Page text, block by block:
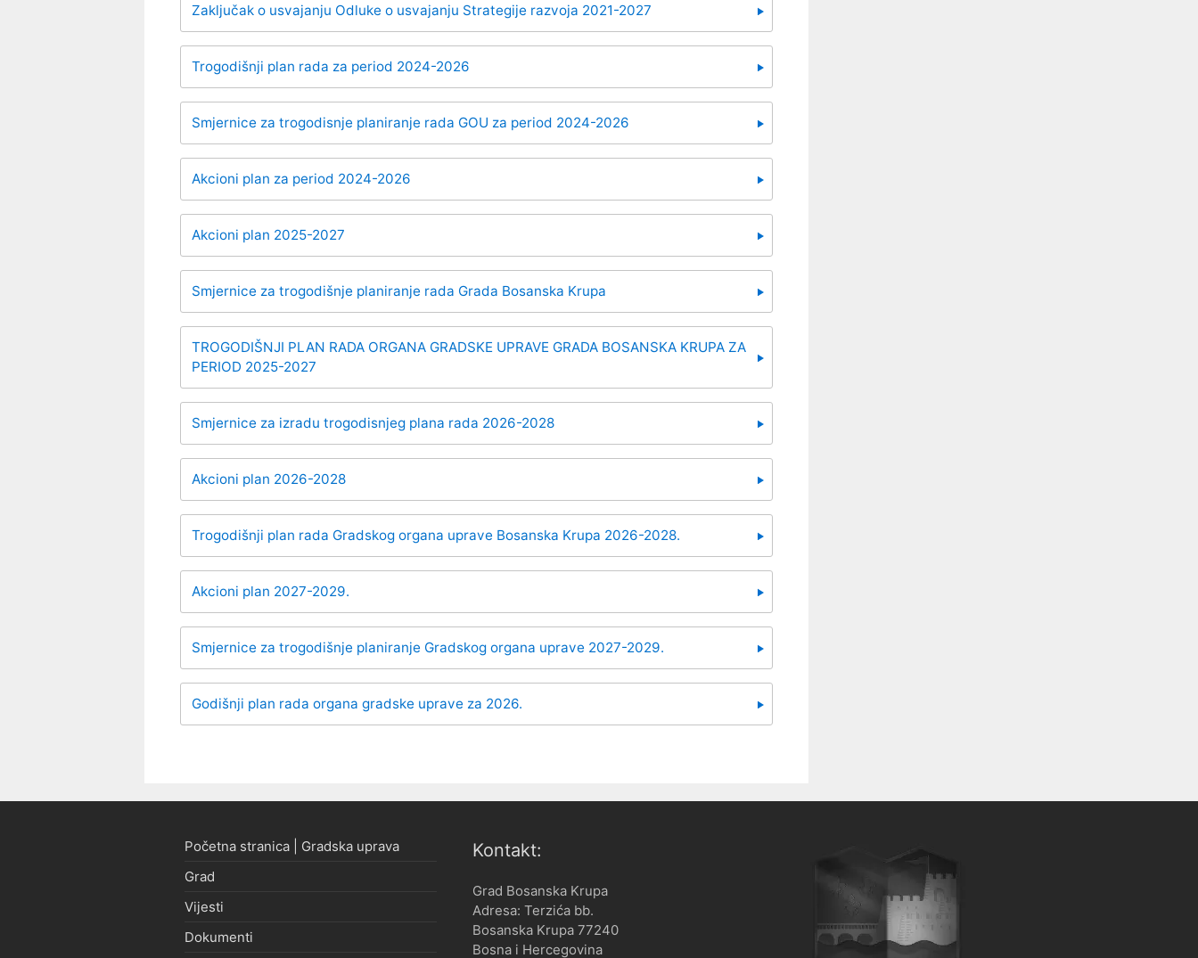
Zaključak o usvajanju Odluke o usvajanju Strategije razvoja 2021-2027
Trogodišnji plan rada za period 2024-2026
Smjernice za trogodisnje planiranje rada GOU za period 2024-2026
Akcioni plan za period 2024-2026
Akcioni plan 2025-2027
Smjernice za trogodišnje planiranje rada Grada Bosanska Krupa
TROGODIŠNJI PLAN RADA ORGANA GRADSKE UPRAVE GRADA BOSANSKA KRUPA ZA
PERIOD 2025-2027
Smjernice za izradu trogodisnjeg plana rada 2026-2028
Akcioni plan 2026-2028
Trogodišnji plan rada Gradskog organa uprave Bosanska Krupa 2026-2028.
Akcioni plan 2027-2029.
Smjernice za trogodišnje planiranje Gradskog organa uprave 2027-2029.
Godišnji plan rada organa gradske uprave za 2026.
Početna stranica | Gradska uprava
Grad
Vijesti
Dokumenti
Kontakt:
Grad Bosanska Krupa
Adresa: Terzića bb.
Bosanska Krupa 77240
Bosna i Hercegovina